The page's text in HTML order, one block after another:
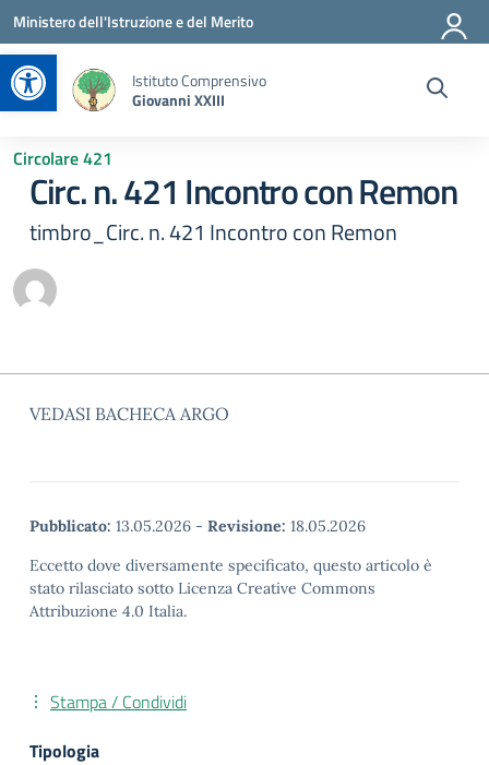
Apri la barra degli strumenti
Vai ai contenuti
Vai al menu di navigazione
Vai al footer
Ministero dell'Istruzione e del Merito
Istituto Comprensivo
Giovanni XXIII
Circolare 421
Circ. n. 421 Incontro con Remon
timbro_Circ. n. 421 Incontro con Remon
VEDASI BACHECA ARGO
Pubblicato: 13.05.2026 - Revisione: 18.05.2026
Eccetto dove diversamente specificato, questo articolo è
stato rilasciato sotto Licenza Creative Commons
Attribuzione 4.0 Italia.
Stampa / Condividi
Tipologia